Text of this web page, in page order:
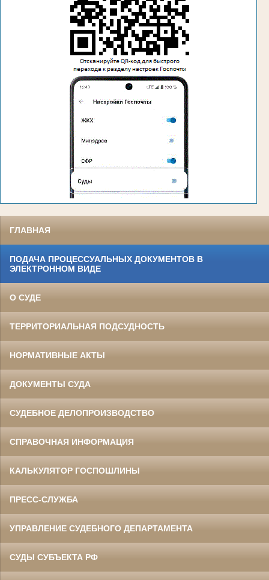
ГЛАВНАЯ
ПОДАЧА ПРОЦЕССУАЛЬНЫХ ДОКУМЕНТОВ В
ЭЛЕКТРОННОМ ВИДЕ
О СУДЕ
ТЕРРИТОРИАЛЬНАЯ ПОДСУДНОСТЬ
НОРМАТИВНЫЕ АКТЫ
ДОКУМЕНТЫ СУДА
СУДЕБНОЕ ДЕЛОПРОИЗВОДСТВО
СПРАВОЧНАЯ ИНФОРМАЦИЯ
КАЛЬКУЛЯТОР ГОСПОШЛИНЫ
ПРЕСС-СЛУЖБА
УПРАВЛЕНИЕ СУДЕБНОГО ДЕПАРТАМЕНТА
СУДЫ СУБЪЕКТА РФ